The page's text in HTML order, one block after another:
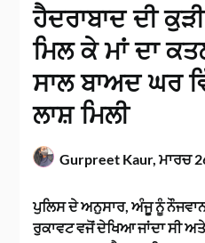
ਹੈਦਰਾਬਾਦ ਦੀ
ਮਿਲ ਕੇ ਮਾਂ ਦਾ
ਸਾਲ ਬਾਅਦ ਘਰ
ਲਾਸ਼ ਮਿਲੀ
Gurpreet Kaur,ਮਾਰਚ
ਪੁਲਿਸ ਦੇ ਅਨੁਸਾਰ, ਅੰਜੂ ਨੂੰ
ਰੁਕਾਵਟ ਵਜੋਂ ਦੇਖਿਆ ਜਾਂਦਾ ਸੀ